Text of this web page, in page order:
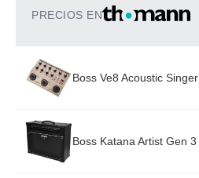
PRECIOS EN
Boss Ve8 Acoustic Singer
Boss Katana Artist Gen 3